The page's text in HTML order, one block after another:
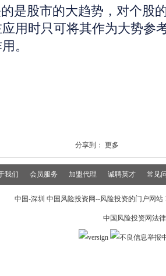
股市的大趋势，对个股
用时只可将其作为大势参
。
分享到： 更多
我们 会员服务 加盟代理 诚聘英才 常见
中国-深圳 中国风险投资网--风险投资的门户网
中国风险投资网法